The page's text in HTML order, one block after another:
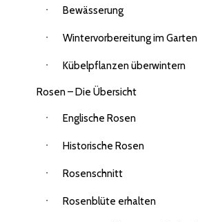
Bewässerung
Wintervorbereitung im Garten
Kübelpflanzen überwintern
Rosen – Die Übersicht
Englische Rosen
Historische Rosen
Rosenschnitt
Rosenblüte erhalten